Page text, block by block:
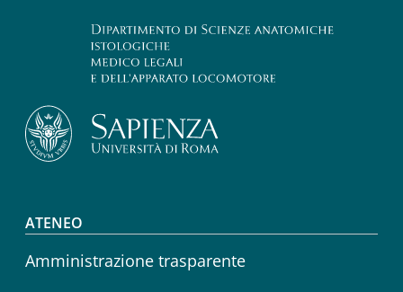
Footer menu
ATENEO
Amministrazione trasparente